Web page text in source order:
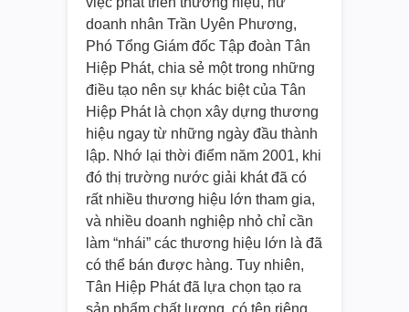
doanh nhân Trần Uyên Phương,
Phó Tổng Giám đốc Tập đoàn Tân
Hiệp Phát, chia sẻ một trong những
điều tạo nên sự khác biệt của Tân
Hiệp Phát là chọn xây dựng thương
hiệu ngay từ những ngày đầu thành
lập. Nhớ lại thời điểm năm 2001, khi
đó thị trường nước giải khát đã có
rất nhiều thương hiệu lớn tham gia,
và nhiều doanh nghiệp nhỏ chỉ cần
làm “nhái” các thương hiệu lớn là đã
có thể bán được hàng. Tuy nhiên,
Tân Hiệp Phát đã lựa chọn tạo ra